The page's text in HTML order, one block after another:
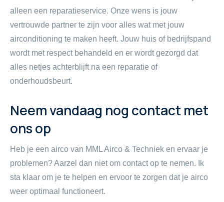
alleen een reparatieservice. Onze wens is jouw
vertrouwde partner te zijn voor alles wat met jouw
airconditioning te maken heeft. Jouw huis of bedrijfspand
wordt met respect behandeld en er wordt gezorgd dat
alles netjes achterblijft na een reparatie of
onderhoudsbeurt.
Neem vandaag nog contact met
ons op
Heb je een airco van MML Airco & Techniek en ervaar je
problemen? Aarzel dan niet om contact op te nemen. Ik
sta klaar om je te helpen en ervoor te zorgen dat je airco
weer optimaal functioneert.